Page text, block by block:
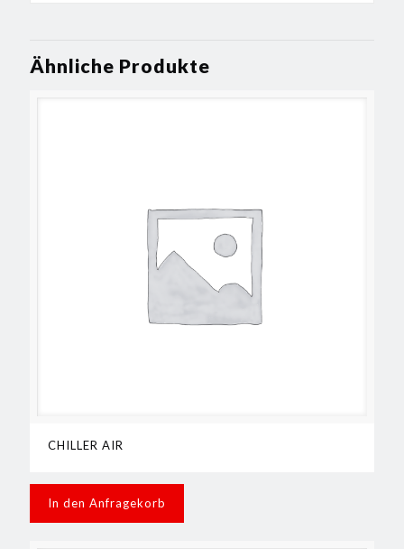
Ähnliche Produkte
CHILLER AIR
In den Anfragekorb